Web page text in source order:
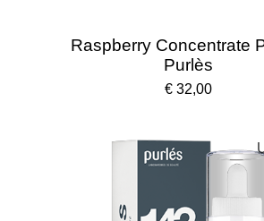
Raspberry Concentrate
Purlès
€ 32,00